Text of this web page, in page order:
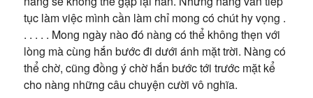
tục làm việc mình cần làm chỉ mong có chút hy vọng .
. . . . . Mong ngày nào đó nàng có thể không thẹn với
lòng mà cùng hắn bước đi dưới ánh mặt trời. Nàng có
thể chờ, cũng đồng ý chờ hắn bước tới trước mặt kể
cho nàng những câu chuyện cười vô nghĩa.